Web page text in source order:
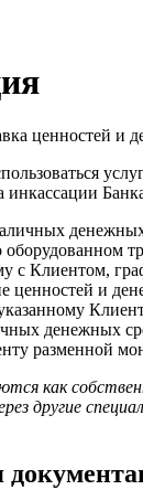
ценностей и
денежных
оборудованном
с Клиентом,
ценностей и
денежных
разменной
как
другие